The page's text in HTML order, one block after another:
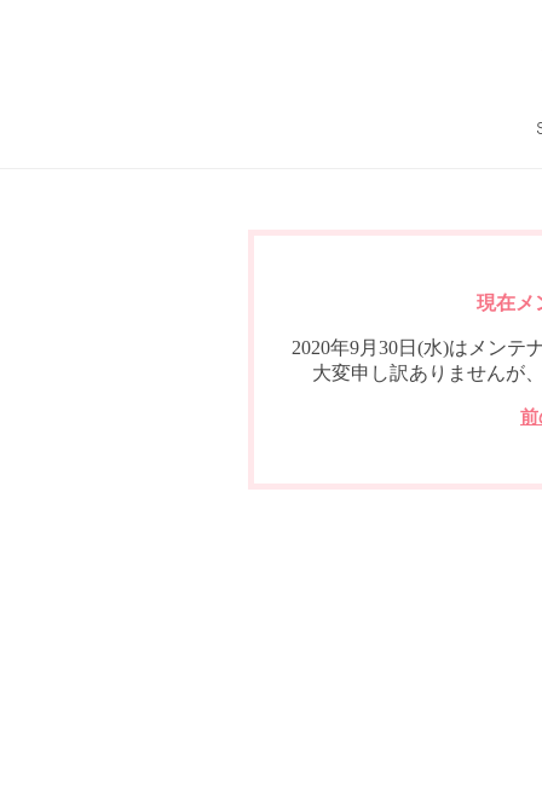
現在メ
2020年9月30日(水)はメンテ
大変申し訳ありませんが
前